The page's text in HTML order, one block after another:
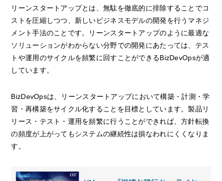
リーンスタートアップとは、無駄を徹底的に排除することでコ
ストを圧縮しつつ、新しいビジネスモデルの開発を行うマネジ
メント手法のことです。リーンスタートアップのように最適な
ソリューションがわからない分野での開発にあたっては、テス
トや運用のサイクルを頻繁に回すことができるBizDevOpsが適
しています。
BizDevOpsは、リーンスタートアップにおいて構築・計測・学
習・再構築をサイクル化することを目標としています。製品リ
リース・テスト・運用を頻繁に行うことができれば、方針転換
の頻度が上がってもシステムの継続性は損なわれにくくなりま
す。